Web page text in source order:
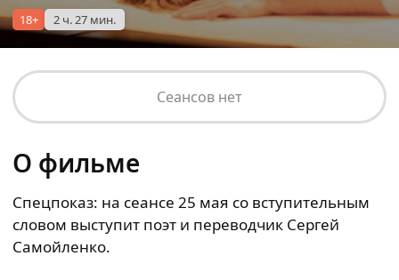
18+ 2 ч. 27 мин.
Сеансов нет
О фильме
Спецпоказ: на сеансе 25 мая со вступительным
словом выступит поэт и переводчик Сергей
Самойленко.